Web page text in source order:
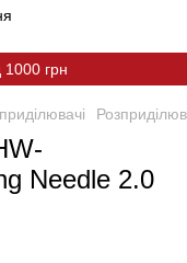
1000 грн
Needle 2.0